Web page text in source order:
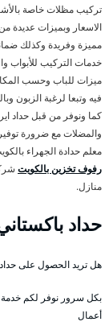
تركيب مظلات خاصة
الاسعار وبميزات عديدة
مميزة وفريدة وكذلك
خدمات التركيب للأبواب
ميزات للباب وحسب
فيه وتبعا لرغبة الزبون
كما ونوفر من قبل حداد
والمضلات مع ضرورة
معلم حدادة الجهراء
رفوف تخزين بالكويت
منازل.
حداد
هل تريد الحصول على حداد
بكل سرور نوفر لكم خدمة
أعمال